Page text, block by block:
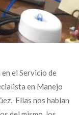
el Servicio de
en Manejo
Ellas nos hablan